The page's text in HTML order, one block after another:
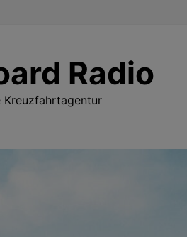
Radio
Kreuzfahrtagentur